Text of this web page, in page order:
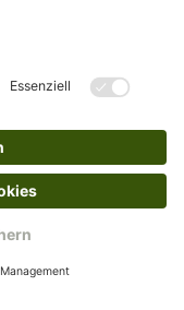
AGB
Datenschutz